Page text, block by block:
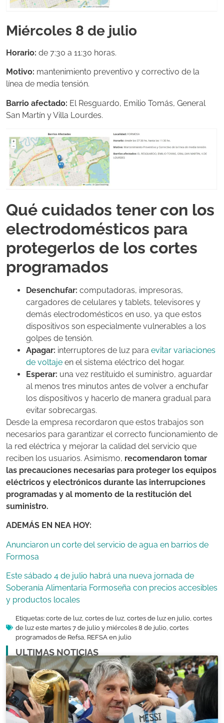
Miércoles 8 de julio
Horario: de 7:30 a 11:30 horas.
Motivo: mantenimiento preventivo y correctivo de la
línea de media tensión.
Barrio afectado: El Resguardo, Emilio Tomás, General
San Martín y Villa Lourdes.
Qué cuidados tener con los
electrodomésticos para
protegerlos de los cortes
programados
Desenchufar: computadoras, impresoras,
cargadores de celulares y tablets, televisores y
demás electrodomésticos en uso, ya que estos
dispositivos son especialmente vulnerables a los
golpes de tensión.
Apagar: interruptores de luz para evitar variaciones
de voltaje en el sistema eléctrico del hogar.
Esperar: una vez restituido el suministro, aguardar
al menos tres minutos antes de volver a enchufar
los dispositivos y hacerlo de manera gradual para
evitar sobrecargas.
Desde la empresa recordaron que estos trabajos son
necesarios para garantizar el correcto funcionamiento de
la red eléctrica y mejorar la calidad del servicio que
reciben los usuarios. Asimismo, recomendaron tomar
las precauciones necesarias para proteger los equipos
eléctricos y electrónicos durante las interrupciones
programadas y al momento de la restitución del
suministro.
ADEMÁS EN NEA HOY:
Anunciaron un corte del servicio de agua en barrios de
Formosa
Este sábado 4 de julio habrá una nueva jornada de
Soberanía Alimentaria Formoseña con precios accesibles
y productos locales
Etiquetas: corte de luz cortes de luz cortes de luz en julio cortes
de luz este martes 7 de julio y miércoles 8 de julio cortes
programados de Refsa REFSA en julio
ULTIMAS NOTICIAS